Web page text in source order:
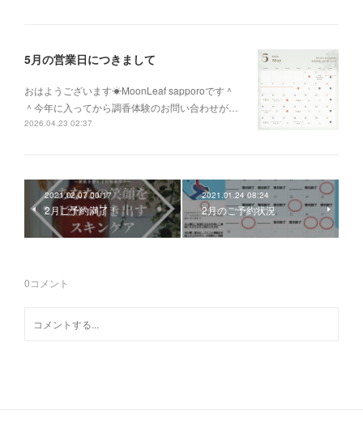
5月の営業日につきまして
おはようございます☀MoonLeaf sapporoです＾
＾今年に入ってから調香体験のお問い合わせが…
2026.04.23 02:37
2021.02.07 00:17
2月ご予約満了！
2021.01.24 08:24
2月のご予約状況
0コメント